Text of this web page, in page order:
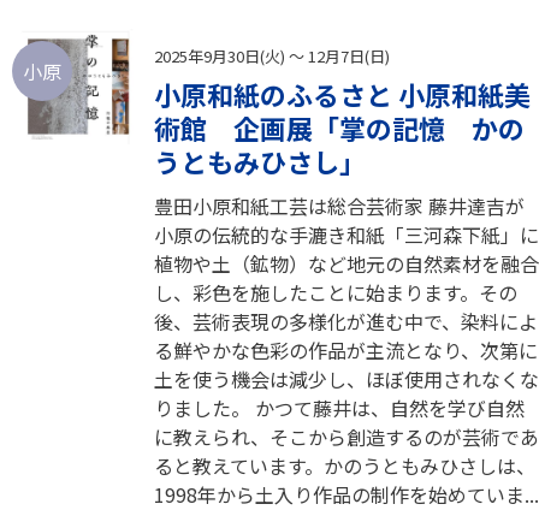
小原
2025年9月30日(火) ～ 12月7日(日)
小原和紙のふるさと 小原和紙美
術館 企画展「掌の記憶 かの
うともみひさし」
豊田小原和紙工芸は総合芸術家 藤井達吉が
小原の伝統的な手漉き和紙「三河森下紙」に
植物や土（鉱物）など地元の自然素材を融合
し、彩色を施したことに始まります。その
後、芸術表現の多様化が進む中で、染料によ
る鮮やかな色彩の作品が主流となり、次第に
土を使う機会は減少し、ほぼ使用されなくな
りました。 かつて藤井は、自然を学び自然
に教えられ、そこから創造するのが芸術であ
ると教えています。かのうともみひさしは、
1998年から土入り作品の制作を始めていま...